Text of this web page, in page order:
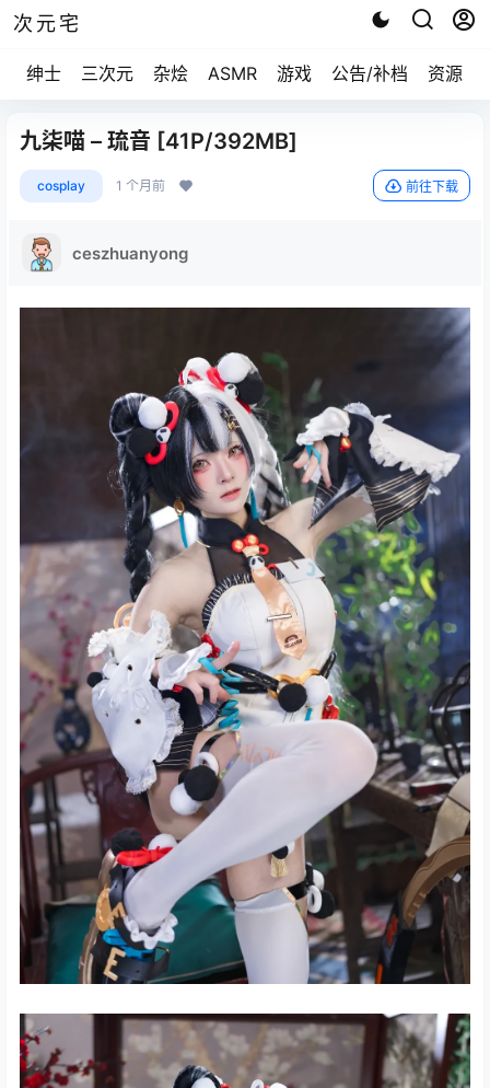
次元宅
绅士 三次元 杂烩 ASMR 游戏 公告/补档 资源求
九柒喵 – 琉音 [41P/392MB]
cosplay 1 个月前 前往下载
ceszhuanyong